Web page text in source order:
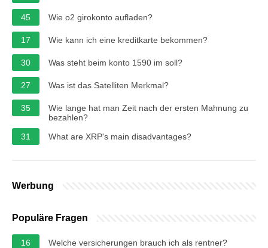
45 Wie o2 girokonto aufladen?
17 Wie kann ich eine kreditkarte bekommen?
30 Was steht beim konto 1590 im soll?
27 Was ist das Satelliten Merkmal?
35
Wie lange hat man Zeit nach der ersten Mahnung zu
bezahlen?
31
What are XRP's main disadvantages?
Werbung
Populäre Fragen
16 Welche versicherungen brauch ich als rentner?